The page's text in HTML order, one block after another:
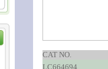
CAT NO.
LC664694